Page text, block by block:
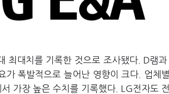
최대치를 기록한 것으로 조사됐다. D램과
가 폭발적으로 늘어난 영향이 크다. 업체
가장 높은 수치를 기록했다. LG전자도